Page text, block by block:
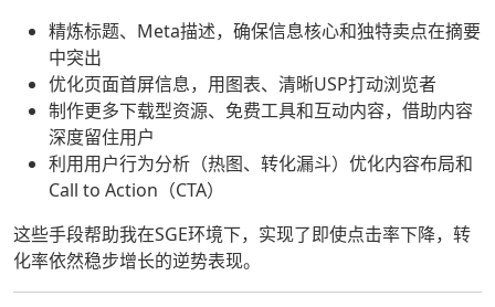
精炼标题、Meta描述，确保信息核心和独特卖点在摘要
中突出
优化页面首屏信息，用图表、清晰USP打动浏览者
制作更多下载型资源、免费工具和互动内容，借助内容
深度留住用户
利用用户行为分析（热图、转化漏斗）优化内容布局和
Call to Action（CTA）
这些手段帮助我在SGE环境下，实现了即使点击率下降，转
化率依然稳步增长的逆势表现。